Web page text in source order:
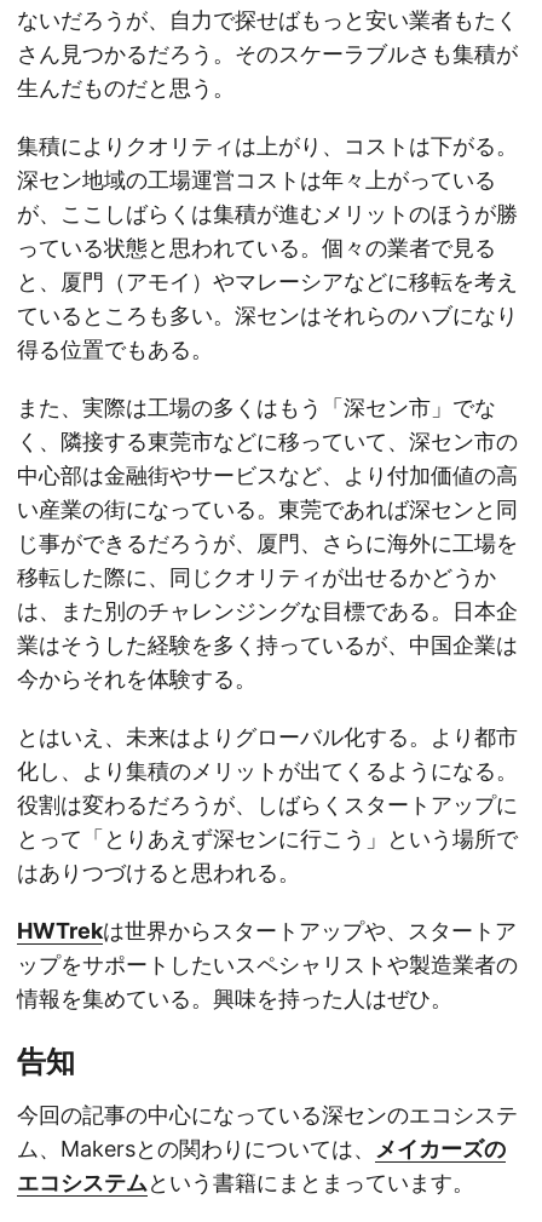
ないだろうが、自力で探せばもっと安い業者もたく
さん見つかるだろう。そのスケーラブルさも集積が
生んだものだと思う。
集積によりクオリティは上がり、コストは下がる。
深セン地域の工場運営コストは年々上がっている
が、ここしばらくは集積が進むメリットのほうが勝
っている状態と思われている。個々の業者で見る
と、厦門（アモイ）やマレーシアなどに移転を考え
ているところも多い。深センはそれらのハブになり
得る位置でもある。
また、実際は工場の多くはもう「深セン市」でな
く、隣接する東莞市などに移っていて、深セン市の
中心部は金融街やサービスなど、より付加価値の高
い産業の街になっている。東莞であれば深センと同
じ事ができるだろうが、厦門、さらに海外に工場を
移転した際に、同じクオリティが出せるかどうか
は、また別のチャレンジングな目標である。日本企
業はそうした経験を多く持っているが、中国企業は
今からそれを体験する。
とはいえ、未来はよりグローバル化する。より都市
化し、より集積のメリットが出てくるようになる。
役割は変わるだろうが、しばらくスタートアップに
とって「とりあえず深センに行こう」という場所で
はありつづけると思われる。
HWTrekは世界からスタートアップや、スタートア
ップをサポートしたいスペシャリストや製造業者の
情報を集めている。興味を持った人はぜひ。
告知
今回の記事の中心になっている深センのエコシステ
ム、Makersとの関わりについては、
メイカーズの
エコシステムという書籍にまとまっています。